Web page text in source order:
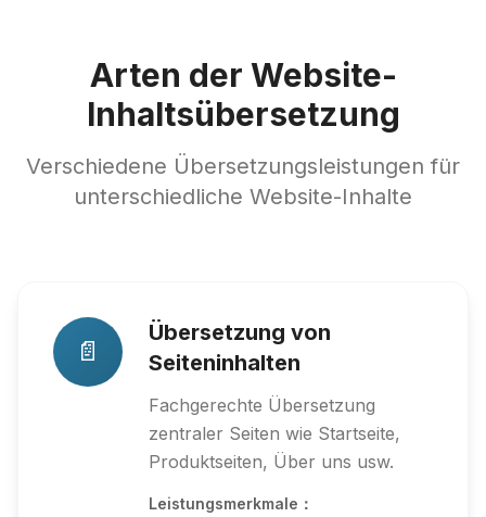
Arten der Website-
Inhaltsübersetzung
Verschiedene Übersetzungsleistungen für
unterschiedliche Website-Inhalte
📄
Übersetzung von
Seiteninhalten
Fachgerechte Übersetzung
zentraler Seiten wie Startseite,
Produktseiten, Über uns usw.
Leistungsmerkmale：